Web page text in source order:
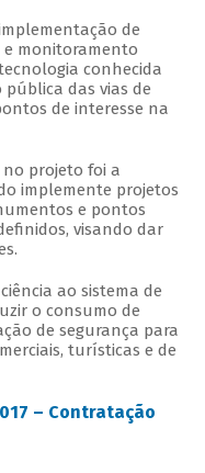
de
e monitoramento
conhecida
das vias de
de interesse na
projeto foi a
implemente projetos
e pontos
visando dar
ao sistema de
o consumo de
de segurança para
turísticas e de
– Contratação